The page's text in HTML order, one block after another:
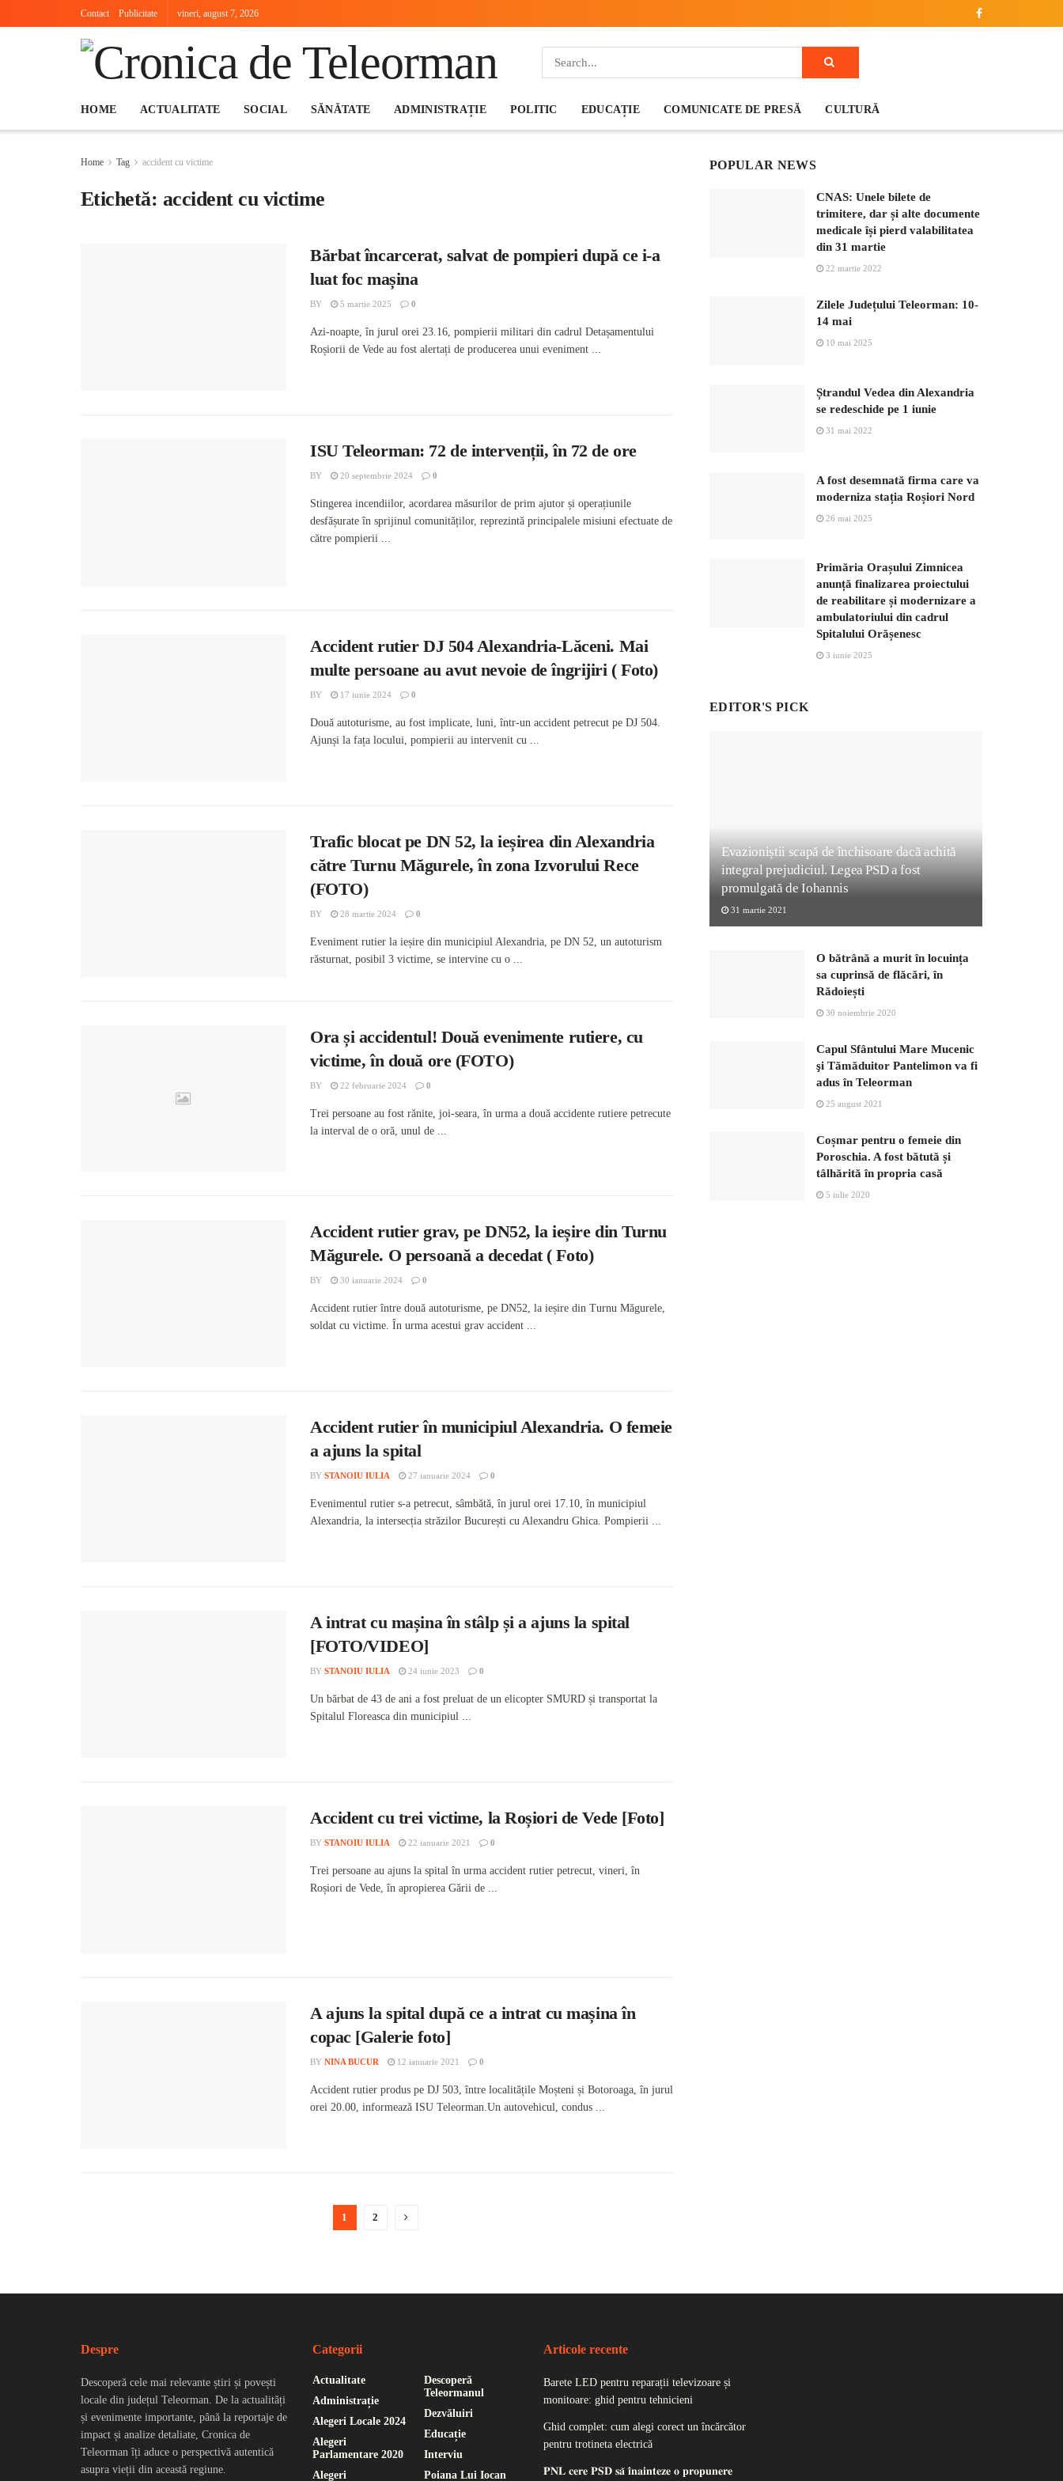
Contact Publicitate vineri, august 7, 2026
HOME ACTUALITATE SOCIAL SĂNĂTATE ADMINISTRAȚIE POLITIC EDUCAȚIE COMUNICATE DE PRESĂ CULTURĂ
Home Tag accident cu victime
Etichetă: accident cu victime
Bărbat încarcerat, salvat de pompieri după ce i-a
luat foc mașina
BY 5 martie 2025 0
Azi-noapte, în jurul orei 23.16, pompierii militari din cadrul Detașamentului
Roșiorii de Vede au fost alertați de producerea unui eveniment ...
ISU Teleorman: 72 de intervenții, în 72 de ore
BY 20 septembrie 2024 0
Stingerea incendiilor, acordarea măsurilor de prim ajutor și operațiunile
desfășurate în sprijinul comunităților, reprezintă principalele misiuni efectuate de
către pompierii ...
Accident rutier DJ 504 Alexandria-Lăceni. Mai
multe persoane au avut nevoie de îngrijiri ( Foto)
BY 17 iunie 2024 0
Două autoturisme, au fost implicate, luni, într-un accident petrecut pe DJ 504.
Ajunși la fața locului, pompierii au intervenit cu ...
Trafic blocat pe DN 52, la ieșirea din Alexandria
către Turnu Măgurele, în zona Izvorului Rece
(FOTO)
BY 28 martie 2024 0
Eveniment rutier la ieșire din municipiul Alexandria, pe DN 52, un autoturism
răsturnat, posibil 3 victime, se intervine cu o ...
Ora și accidentul! Două evenimente rutiere, cu
victime, în două ore (FOTO)
BY 22 februarie 2024 0
Trei persoane au fost rănite, joi-seara, în urma a două accidente rutiere petrecute
la interval de o oră, unul de ...
Accident rutier grav, pe DN52, la ieșire din Turnu
Măgurele. O persoană a decedat ( Foto)
BY 30 ianuarie 2024 0
Accident rutier între două autoturisme, pe DN52, la ieșire din Turnu Măgurele,
soldat cu victime. În urma acestui grav accident ...
Accident rutier în municipiul Alexandria. O femeie
a ajuns la spital
BY STANOIU IULIA 27 ianuarie 2024 0
Evenimentul rutier s-a petrecut, sâmbătă, în jurul orei 17.10, în municipiul
Alexandria, la intersecția străzilor București cu Alexandru Ghica. Pompierii ...
A intrat cu mașina în stâlp și a ajuns la spital
[FOTO/VIDEO]
BY STANOIU IULIA 24 iunie 2023 0
Un bărbat de 43 de ani a fost preluat de un elicopter SMURD și transportat la
Spitalul Floreasca din municipiul ...
Accident cu trei victime, la Roșiori de Vede [Foto]
BY STANOIU IULIA 22 ianuarie 2021 0
Trei persoane au ajuns la spital în urma accident rutier petrecut, vineri, în
Roșiori de Vede, în apropierea Gării de ...
A ajuns la spital după ce a intrat cu mașina în
copac [Galerie foto]
BY NINA BUCUR 12 ianuarie 2021 0
Accident rutier produs pe DJ 503, între localitățile Moșteni și Botoroaga, în jurul
orei 20.00, informează ISU Teleorman.Un autovehicul, condus ...
1 2
POPULAR NEWS
CNAS: Unele bilete de
trimitere, dar și alte documente
medicale își pierd valabilitatea
din 31 martie
22 martie 2022
Zilele Județului Teleorman: 10-
14 mai
10 mai 2025
Ștrandul Vedea din Alexandria
se redeschide pe 1 iunie
31 mai 2022
A fost desemnată firma care va
moderniza stația Roșiori Nord
26 mai 2025
Primăria Orașului Zimnicea
anunță finalizarea proiectului
de reabilitare și modernizare a
ambulatoriului din cadrul
Spitalului Orășenesc
3 iunie 2025
EDITOR'S PICK
Evazioniștii scapă de închisoare dacă achită
integral prejudiciul. Legea PSD a fost
promulgată de Iohannis
31 martie 2021
O bătrână a murit în locuința
sa cuprinsă de flăcări, în
Rădoiești
30 noiembrie 2020
Capul Sfântului Mare Mucenic
şi Tămăduitor Pantelimon va fi
adus în Teleorman
25 august 2021
Coșmar pentru o femeie din
Poroschia. A fost bătută și
tâlhărită în propria casă
5 iulie 2020
Despre
Descoperă cele mai relevante știri și povești
locale din județul Teleorman. De la actualități
și evenimente importante, până la reportaje de
impact și analize detaliate, Cronica de
Teleorman îți aduce o perspectivă autentică
asupra vieții din această regiune.
Categorii
Actualitate
Administrație
Alegeri Locale 2024
Alegeri
Parlamentare 2020
Alegeri
Descoperă
Teleormanul
Dezvăluiri
Educație
Interviu
Poiana Lui Iocan
Articole recente
Barete LED pentru reparații televizoare și
monitoare: ghid pentru tehnicieni
Ghid complet: cum alegi corect un încărcător
pentru trotineta electrică
𝐏𝐍𝐋 𝐜𝐞𝐫𝐞 𝐏𝐒𝐃 𝐬𝐚̆ 𝐢̂𝐧𝐚𝐢𝐧𝐭𝐞𝐳𝐞 𝐨 𝐩𝐫𝐨𝐩𝐮𝐧𝐞𝐫𝐞